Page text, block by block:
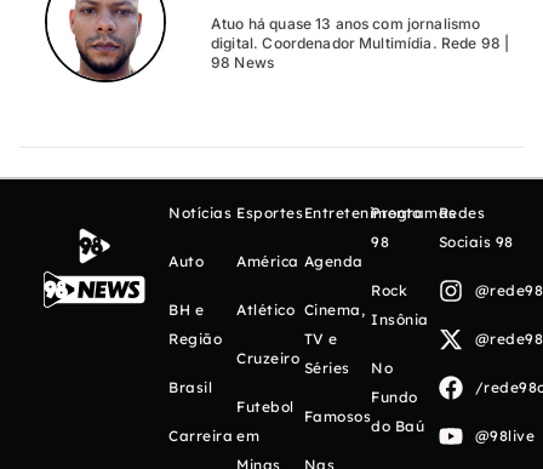
Atuo há quase 13 anos com jornalismo
digital. Coordenador Multimídia. Rede 98 |
98 News
Notícias
Auto
BH e
Região
Brasil
Carreira
Esportes
América
Atlético
Cruzeiro
Futebol
em
Minas
Entretenimento
Agenda
Cinema,
TV e
Séries
Famosos
Nas
Programas
98
Rock
Insônia
No
Fundo
do Baú
Redes
Sociais 98
/
@98live